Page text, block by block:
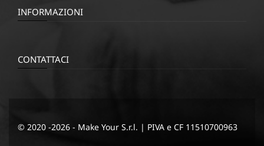
INFORMAZIONI
CONTATTACI
© 2020 -2026 - Make Your S.r.l. | PIVA e CF 11510700963